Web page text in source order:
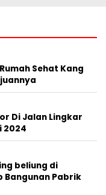
Sehat Kang
Di Jalan Lingkar
2024
beliung di
Pabrik